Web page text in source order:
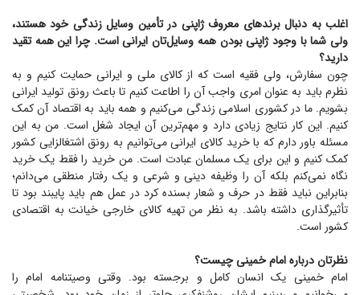
اغلب به دنبال برند‌های معروف ژاپنی در تأمین وسایل زندگی خود هستند،
ولی شما با وجود ژاپنی بودن همه وسایل‌تان ایرانی است. چرا این همه تقید
دارید؟
چون سفارش، ولی فقیه است که از کالای ملی و ایرانی حمایت کنیم و به
نظرم باید به عنوان امری واجب آن را اطاعت کنیم تا باعث رونق تولید ایرانی
بشویم. ما در کشوری اسلامی زندگی می‌کنیم و همه باید به اقتصاد آن کمک
کنیم. این کار نتایج زیادی دارد و مهم‌ترین آن ایجاد شغل است. من به این
مسئله باور دارم که با خرید کالای ایرانی می‌توانیم به رونق اشتغالزایی کشور
کمک کنیم و این برای یک مسلمان عبادت است. من خرید را فقط یک خرید
نگاه نمی‌کنم بلکه آن را وظیفه دینی و شرعی و یک رفتار منطقی می‌دانم؛
بنابراین نباید فقط در حرف و شعار بسنده کرد در عمل هم باید پایبند بود تا
تأثیرگذاری داشته باشد. به نظر من تهیه کالای خارجی خیانت به اقتصادی
کشور است.
نظرتان درباره امام خمینی چیست؟
امام خمینی یک انسان کامل و برجسته بود. وقتی وصیتنامه امام را